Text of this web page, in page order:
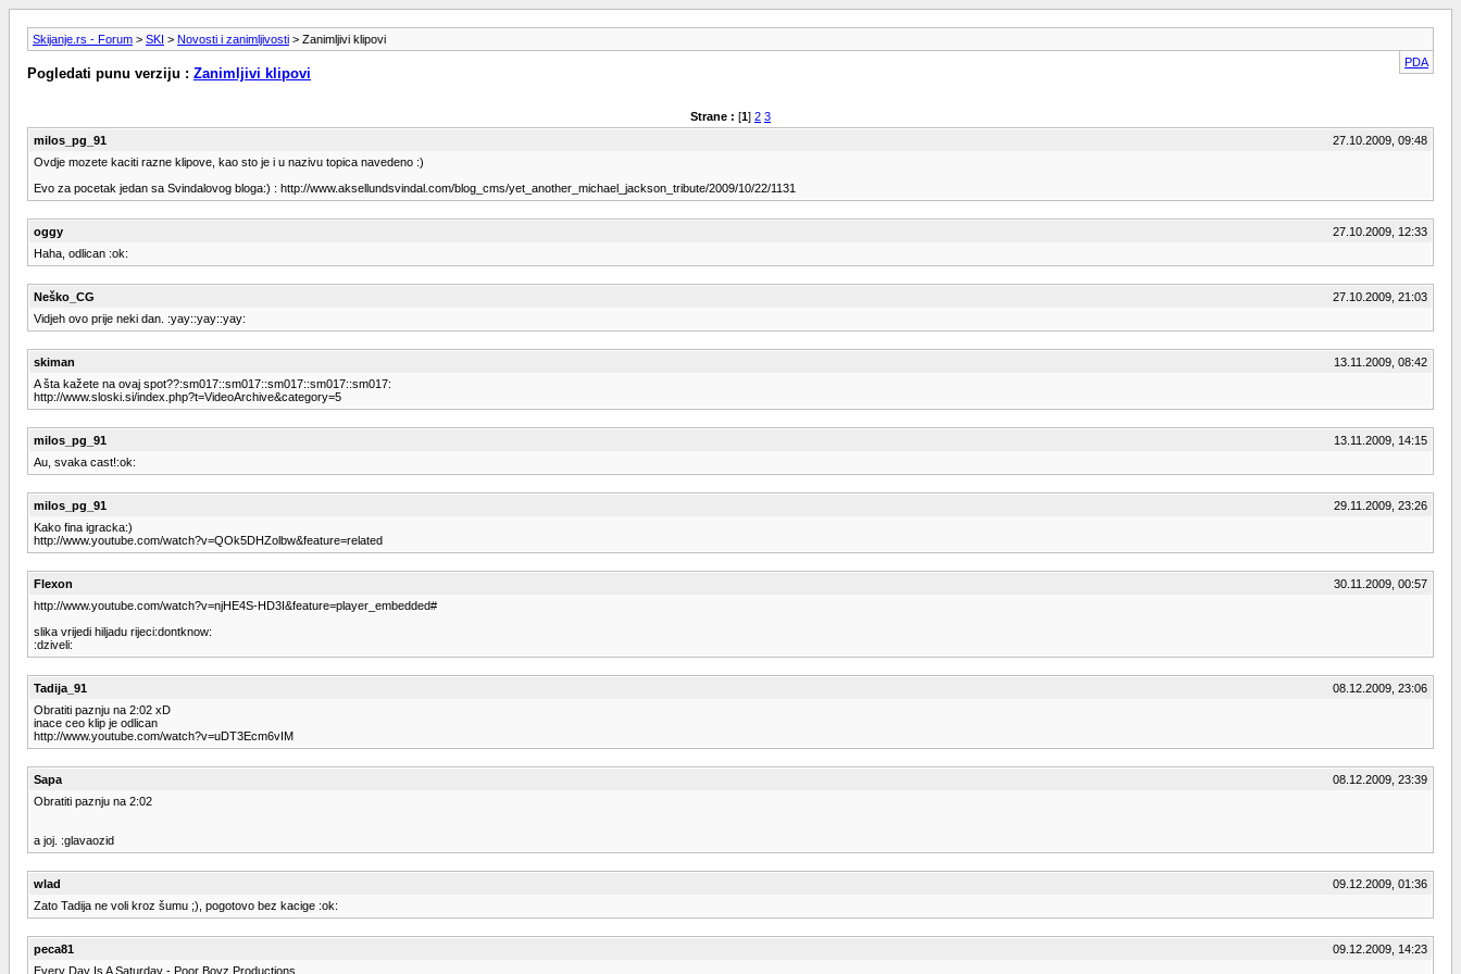
Skijanje.rs - Forum > SKI > Novosti i zanimljivosti > Zanimljivi klipovi
PDA
Pogledati punu verziju : Zanimljivi klipovi
Strane : [1] 2 3
milos_pg_91
27.10.2009, 09:48
Ovdje mozete kaciti razne klipove, kao sto je i u nazivu topica navedeno :)
Evo za pocetak jedan sa Svindalovog bloga:) : http://www.aksellundsvindal.com/blog_cms/yet_another_michael_jackson_tribute/2009/10/22/1131
oggy
27.10.2009, 12:33
Haha, odlican :ok:
Neško_CG
27.10.2009, 21:03
Vidjeh ovo prije neki dan. :yay::yay::yay:
skiman
13.11.2009, 08:42
A šta kažete na ovaj spot??:sm017::sm017::sm017::sm017::sm017:
http://www.sloski.si/index.php?t=VideoArchive&category=5
milos_pg_91
13.11.2009, 14:15
Au, svaka cast!:ok:
milos_pg_91
29.11.2009, 23:26
Kako fina igracka:)
http://www.youtube.com/watch?v=QOk5DHZolbw&feature=related
Flexon
30.11.2009, 00:57
http://www.youtube.com/watch?v=njHE4S-HD3I&feature=player_embedded#
slika vrijedi hiljadu rijeci:dontknow:
:dziveli:
Tadija_91
08.12.2009, 23:06
Obratiti paznju na 2:02 xD
inace ceo klip je odlican
http://www.youtube.com/watch?v=uDT3Ecm6vIM
Sapa
08.12.2009, 23:39
Obratiti paznju na 2:02
a joj. :glavaozid
wlad
09.12.2009, 01:36
Zato Tadija ne voli kroz šumu ;), pogotovo bez kacige :ok:
peca81
09.12.2009, 14:23
Every Day Is A Saturday - Poor Boyz Productions